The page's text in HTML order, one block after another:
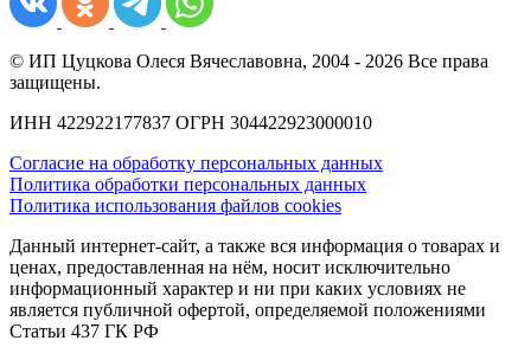
© ИП Цуцкова Олеся Вячеславовна, 2004 - 2026 Все права
защищены.
ИНН 422922177837 ОГРН 304422923000010
Согласие на обработку персональных данных
Политика обработки персональных данных
Политика использования файлов cookies
Данный интернет-сайт, а также вся информация о товарах и
ценах, предоставленная на нём, носит исключительно
информационный характер и ни при каких условиях не
является публичной офертой, определяемой положениями
Статьи 437 ГК РФ